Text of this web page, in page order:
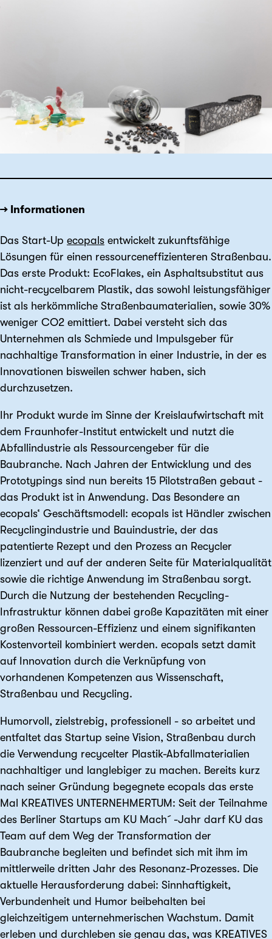
→ Informationen
Das Start-Up ecopals entwickelt zukunftsfähige
Lösungen für einen ressourceneffizienteren Straßenbau.
Das erste Produkt: EcoFlakes, ein Asphaltsubstitut aus
nicht-recycelbarem Plastik, das sowohl leistungsfähiger
ist als herkömmliche Straßenbaumaterialien, sowie 30%
weniger CO2 emittiert. Dabei versteht sich das
Unternehmen als Schmiede und Impulsgeber für
nachhaltige Transformation in einer Industrie, in der es
Innovationen bisweilen schwer haben, sich
durchzusetzen.
Ihr Produkt wurde im Sinne der Kreislaufwirtschaft mit
dem Fraunhofer-Institut entwickelt und nutzt die
Abfallindustrie als Ressourcengeber für die
Baubranche. Nach Jahren der Entwicklung und des
Prototypings sind nun bereits 15 Pilotstraßen gebaut -
das Produkt ist in Anwendung. Das Besondere an
ecopals‘ Geschäftsmodell: ecopals ist Händler zwischen
Recyclingindustrie und Bauindustrie, der das
patentierte Rezept und den Prozess an Recycler
lizenziert und auf der anderen Seite für Materialqualität
sowie die richtige Anwendung im Straßenbau sorgt.
Durch die Nutzung der bestehenden Recycling-
Infrastruktur können dabei große Kapazitäten mit einer
großen Ressourcen-Effizienz und einem signifikanten
Kostenvorteil kombiniert werden. ecopals setzt damit
auf Innovation durch die Verknüpfung von
vorhandenen Kompetenzen aus Wissenschaft,
Straßenbau und Recycling.
Humorvoll, zielstrebig, professionell - so arbeitet und
entfaltet das Startup seine Vision, Straßenbau durch
die Verwendung recycelter Plastik-Abfallmaterialien
nachhaltiger und langlebiger zu machen. Bereits kurz
nach seiner Gründung begegnete ecopals das erste
Mal KREATIVES UNTERNEHMERTUM: Seit der Teilnahme
des Berliner Startups am KU Mach´-Jahr darf KU das
Team auf dem Weg der Transformation der
Baubranche begleiten und befindet sich mit ihm im
mittlerweile dritten Jahr des Resonanz-Prozesses. Die
aktuelle Herausforderung dabei: Sinnhaftigkeit,
Verbundenheit und Humor beibehalten bei
gleichzeitigem unternehmerischen Wachstum. Damit
erleben und durchleben sie genau das, was KREATIVES